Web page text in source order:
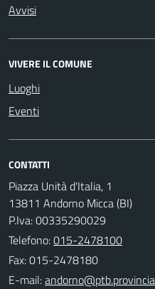
Avvisi
VIVERE IL COMUNE
Luoghi
Eventi
CONTATTI
Piazza Unità d'Italia, 1
13811 Andorno Micca (BI)
P.Iva: 00335290029
Telefono:015-2478100
Fax: 015-2478180
E-mail: